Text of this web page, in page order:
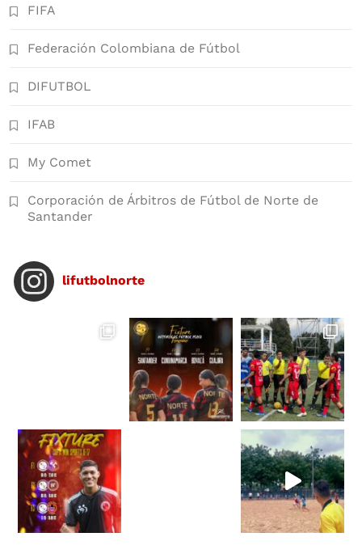
FIFA
Federación Colombiana de Fútbol
DIFUTBOL
IFAB
My Comet
Corporación de Árbitros de Fútbol de Norte de
Santander
lifutbolnorte